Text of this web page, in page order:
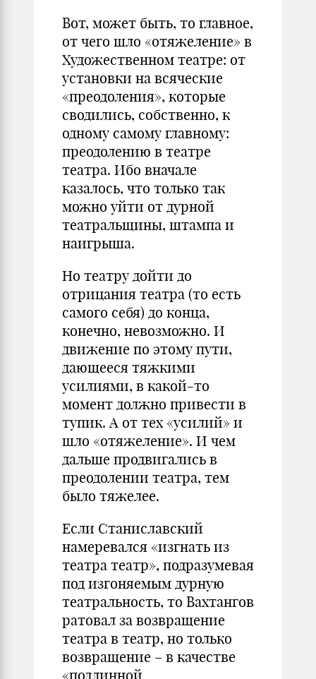
Вот, может быть, то главное,
от чего шло «отяжеление» в
Художественном театре: от
установки на всяческие
«преодоления», которые
сводились, собственно, к
одному самому главному:
преодолению в театре
театра. Ибо вначале
казалось, что только так
можно уйти от дурной
театральщины, штампа и
наигрыша.
Но театру дойти до
отрицания театра (то есть
самого себя) до конца,
конечно, невозможно. И
движение по этому пути,
дающееся тяжкими
усилиями, в какой-то
момент должно привести в
тупик. А от тех «усилий» и
шло «отяжеление». И чем
дальше продвигались в
преодолении театра, тем
было тяжелее.
Если Станиславский
намеревался «изгнать из
театра театр», подразумевая
под изгоняемым дурную
театральность, то Вахтангов
ратовал за возвращение
театра в театр, но только
возвращение – в качестве
«подлинной